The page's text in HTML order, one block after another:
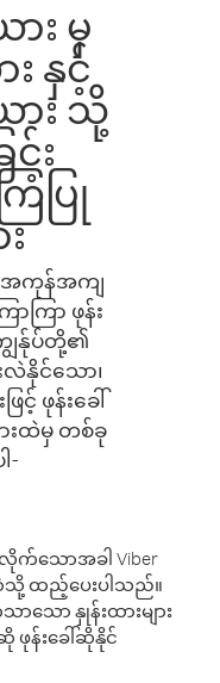
း မှ
နှင့်
ား သို့
င်း
ပြု
အကုန်အကျ
ာကြာ ဖုန်း
ျွန်ုပ်တို့၏
နိုင်သော၊
ဖုန်းခေါ်
းထဲမှ တစ်ခု
-
သောအခါ Viber
ထည့်ပေးပါသည်။
ော နှုန်းထားများ
ဖုန်းခေါ်ဆိုနိုင်